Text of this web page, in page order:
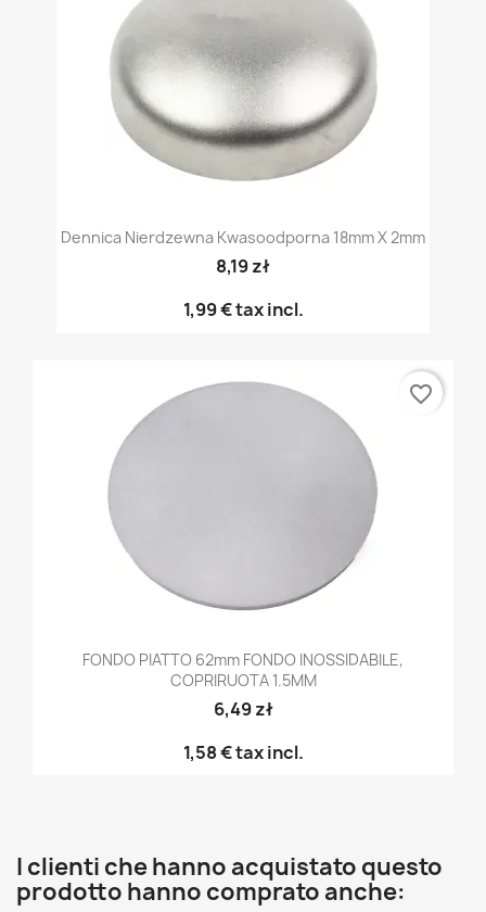
Dennica Nierdzewna Kwasoodporna 18mm X 2mm
8,19 zł
1,99 €tax incl.
FONDO PIATTO 62mm FONDO INOSSIDABILE,
COPRIRUOTA 1.5MM
6,49 zł
1,58 €tax incl.
favorite_border
I clienti che hanno acquistato questo
prodotto hanno comprato anche: